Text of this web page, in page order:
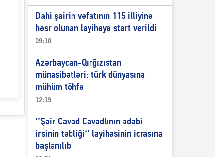
Dahi şairin vəfatının 115 illiyinə
həsr olunan layihəyə start verildi
09:10
Azərbaycan-Qırğızıstan
münasibətləri: türk dünyasına
mühüm töhfə
12:19
‘’Şair Cavad Cavadlının ədəbi
irsinin təbliği‘’ layihəsinin icrasına
başlanılıb